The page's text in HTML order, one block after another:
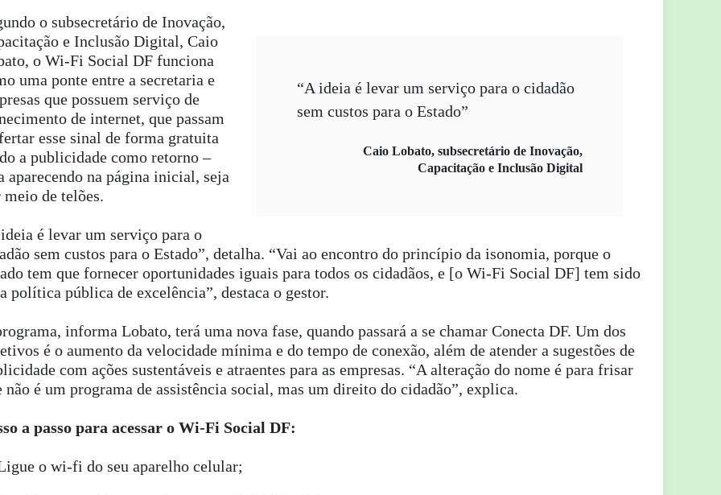
“A ideia é levar um serviço para o cidadão
sem custos para o Estado”
Caio Lobato, subsecretário de Inovação,
Capacitação e Inclusão Digital
o subsecretário de Inovação,
e Inclusão Digital, Caio
o Wi-Fi Social DF funciona
uma ponte entre a secretaria e
que possuem serviço de
de internet, que passam
esse sinal de forma gratuita
a publicidade como retorno –
aparecendo na página inicial, seja
meio de telões.
é levar um serviço para o
sem custos para o Estado”, detalha. “Vai ao encontro do princípio da isonomia, porque o
tem que fornecer oportunidades iguais para todos os cidadãos, e [o Wi-Fi Social DF] tem sido
política pública de excelência”, destaca o gestor.
informa Lobato, terá uma nova fase, quando passará a se chamar Conecta DF. Um dos
é o aumento da velocidade mínima e do tempo de conexão, além de atender a sugestões de
com ações sustentáveis e atraentes para as empresas. “A alteração do nome é para frisar
não é um programa de assistência social, mas um direito do cidadão”, explica.
a passo para acessar o Wi-Fi Social DF:
o wi-fi do seu aparelho celular;